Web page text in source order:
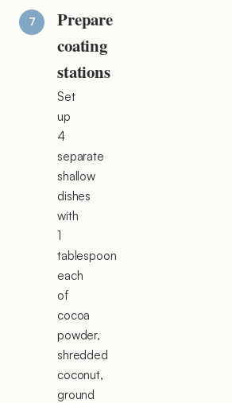
Prepare
coating
stations
Set
up
4
separate
shallow
dishes
with
1
tablespoon
each
of
cocoa
powder,
shredded
coconut,
ground